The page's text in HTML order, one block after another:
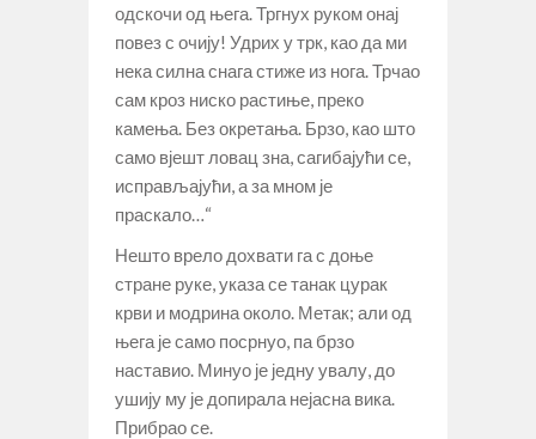
одскочи од њега. Тргнух руком онај
повез с очију! Удрих у трк, као да ми
нека силна снага стиже из нога. Трчао
сам кроз ниско растиње, преко
камења. Без окретања. Брзо, као што
само вјешт ловац зна, сагибајући се,
исправљајући, а за мном је
праскало…“
Нешто врело дохвати га с доње
стране руке, указа се танак цурак
крви и модрина около. Метак; али од
њега је само посрнуо, па брзо
наставио. Минуо је једну увалу, до
ушију му је допирала нејасна вика.
Прибрао се.